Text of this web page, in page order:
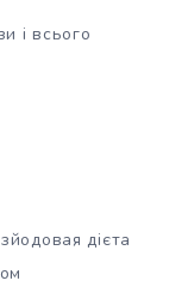
і всього
дієта